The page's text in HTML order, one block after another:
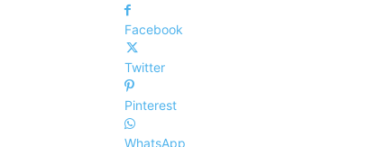
Facebook
Twitter
Pinterest
WhatsApp